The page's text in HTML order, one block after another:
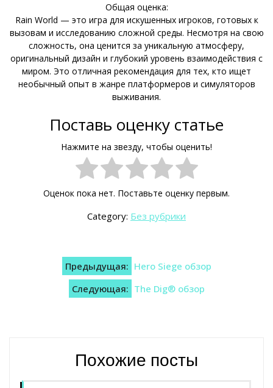
Общая оценка:
Rain World — это игра для искушенных игроков, готовых к
вызовам и исследованию сложной среды. Несмотря на свою
сложность, она ценится за уникальную атмосферу,
оригинальный дизайн и глубокий уровень взаимодействия с
миром. Это отличная рекомендация для тех, кто ищет
необычный опыт в жанре платформеров и симуляторов
выживания.
Поставь оценку статье
Нажмите на звезду, чтобы оценить!
Оценок пока нет. Поставьте оценку первым.
Category: Без рубрики
Навигация
записям
Предыдущая: Hero Siege обзор
Следующая: The Dig® обзор
Похожие посты